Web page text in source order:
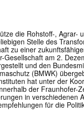
die Rohstoff-, Agrar-
Stelle des
zu einer
Gesellschaft am 2.
und den
(BMWK)
hat unter der
der Fraunhofer-
in verschiedenen
für die